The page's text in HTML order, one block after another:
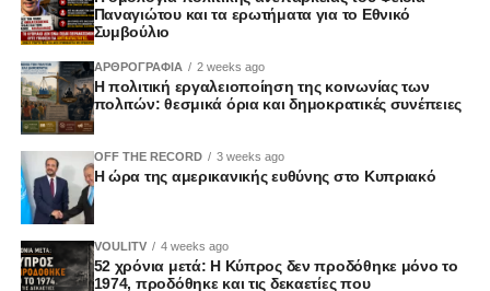
Παναγιώτου και τα ερωτήματα για το Εθνικό
Συμβούλιο
ΑΡΘΡΟΓΡΑΦΙΑ 2 weeks ago
Η πολιτική εργαλειοποίηση της κοινωνίας των
πολιτών: θεσμικά όρια και δημοκρατικές συνέπειες
OFF THE RECORD 3 weeks ago
Η ώρα της αμερικανικής ευθύνης στο Κυπριακό
VOULITV 4 weeks ago
52 χρόνια μετά: Η Κύπρος δεν προδόθηκε μόνο το
1974, προδόθηκε και τις δεκαετίες που